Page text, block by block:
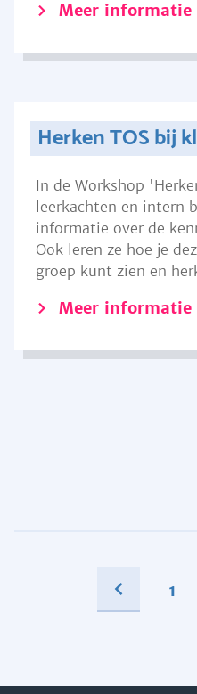
Meer informatie
Herken TOS bij
In de Workshop
leerkachten en intern
informatie over de
Ook leren ze hoe je
groep kunt zien en
Meer informatie
1